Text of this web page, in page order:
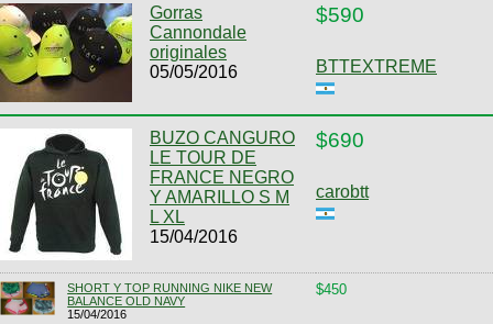
Gorras
Cannondale
originales
05/05/2016
$590
BTTEXTREME
BUZO CANGURO
LE TOUR DE
FRANCE NEGRO
Y AMARILLO S M
L XL
15/04/2016
$690
carobtt
SHORT Y TOP RUNNING NIKE NEW
BALANCE OLD NAVY
15/04/2016
$450